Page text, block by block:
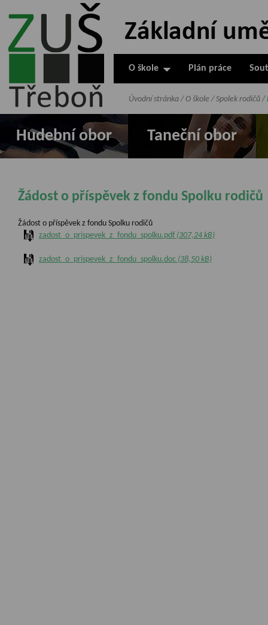
ZUŠ Třeboň -
Základní
umělecká škola
O škole Plán práce
Hudební obor Taneční obor
Úvodní stránka / O škole / Spolek rodičů /
Žádost o příspěvek z fondu Spolku rodičů
Žádost o příspěvek z fondu Spolku rodičů
zadost_o_prispevek_z_fondu_spolku.pdf (307,24 kB)
zadost_o_prispevek_z_fondu_spolku.doc (38,50 kB)